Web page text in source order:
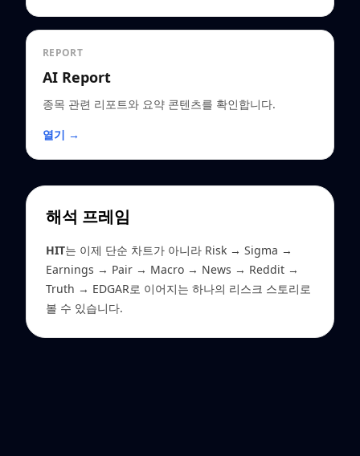
REPORT
AI Report
종목 관련 리포트와 요약 콘텐츠를 확인합니다.
열기 →
해석 프레임
HIT는 이제 단순 차트가 아니라 Risk → Sigma →
Earnings → Pair → Macro → News → Reddit →
Truth → EDGAR로 이어지는 하나의 리스크 스토리로
볼 수 있습니다.